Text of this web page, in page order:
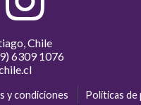
Chile
6309 1076
y condiciones Políticas de